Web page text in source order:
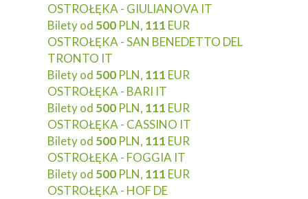
OSTROŁĘKA - GIULIANOVA IT
Bilety od 500 PLN, 111 EUR
OSTROŁĘKA - SAN BENEDETTO DEL
TRONTO IT
Bilety od 500 PLN, 111 EUR
OSTROŁĘKA - BARI IT
Bilety od 500 PLN, 111 EUR
OSTROŁĘKA - CASSINO IT
Bilety od 500 PLN, 111 EUR
OSTROŁĘKA - FOGGIA IT
Bilety od 500 PLN, 111 EUR
OSTROŁĘKA - HOF DE